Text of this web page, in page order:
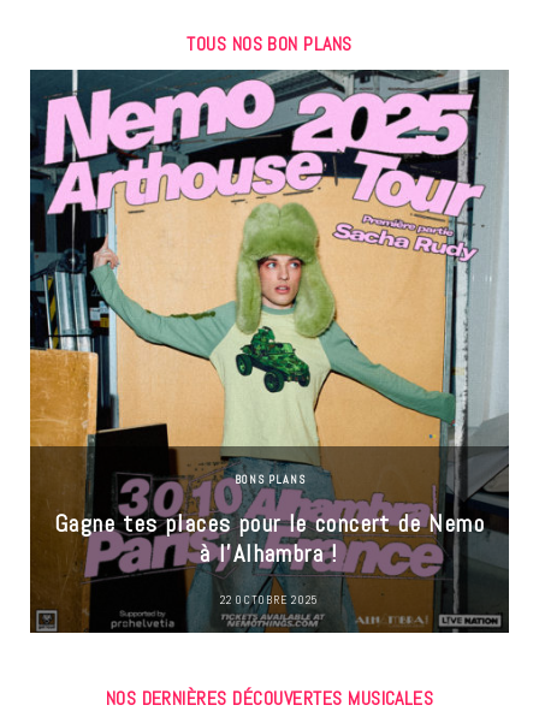
TOUS NOS BON PLANS
BONS PLANS
Gagne tes places pour le concert de Nemo
à l’Alhambra !
22 OCTOBRE 2025
NOS DERNIÈRES DÉCOUVERTES MUSICALES